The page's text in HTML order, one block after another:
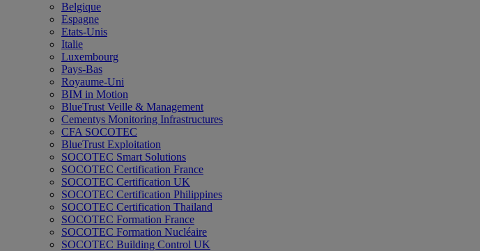
Belgique
Espagne
Etats-Unis
Italie
Luxembourg
Pays-Bas
Royaume-Uni
BIM in Motion
BlueTrust Veille & Management
Cementys Monitoring Infrastructures
CFA SOCOTEC
BlueTrust Exploitation
SOCOTEC Smart Solutions
SOCOTEC Certification France
SOCOTEC Certification UK
SOCOTEC Certification Philippines
SOCOTEC Certification Thailand
SOCOTEC Formation France
SOCOTEC Formation Nucléaire
SOCOTEC Building Control UK